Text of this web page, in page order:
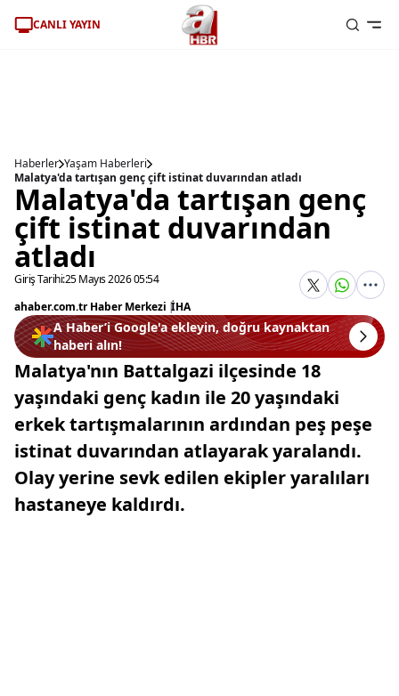
CANLI YAYIN
Haberler Yaşam Haberleri
Malatya'da tartışan genç çift istinat duvarından atladı
Malatya'da tartışan genç
çift istinat duvarından
atladı
Giriş Tarihi:25 Mayıs 2026 05:54
ahaber.com.tr Haber Merkezi |İHA
A Haber’i Google'a ekleyin, doğru kaynaktan
haberi alın!
Malatya'nın Battalgazi ilçesinde 18
yaşındaki genç kadın ile 20 yaşındaki
erkek tartışmalarının ardından peş peşe
istinat duvarından atlayarak yaralandı.
Olay yerine sevk edilen ekipler yaralıları
hastaneye kaldırdı.